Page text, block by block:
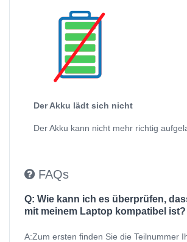
Der Akku lädt sich nicht
Der Akku kann nicht mehr richtig
FAQs
Q: Wie kann ich es überprüfen,
mit meinem Laptop kompatibel ist?
A:Zum ersten finden Sie die Teilnummer